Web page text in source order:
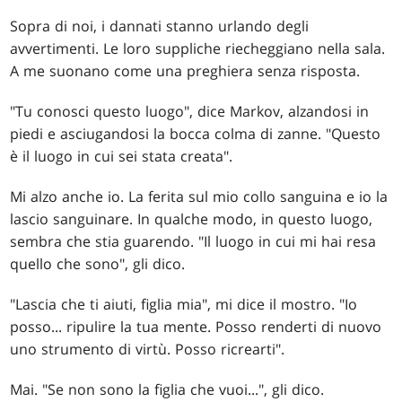
Sopra di noi, i dannati stanno urlando degli
avvertimenti. Le loro suppliche riecheggiano nella sala.
A me suonano come una preghiera senza risposta.
"Tu conosci questo luogo", dice Markov, alzandosi in
piedi e asciugandosi la bocca colma di zanne. "Questo
è il luogo in cui sei stata creata".
Mi alzo anche io. La ferita sul mio collo sanguina e io la
lascio sanguinare. In qualche modo, in questo luogo,
sembra che stia guarendo. "Il luogo in cui mi hai resa
quello che sono", gli dico.
"Lascia che ti aiuti, figlia mia", mi dice il mostro. "Io
posso... ripulire la tua mente. Posso renderti di nuovo
uno strumento di virtù. Posso ricrearti".
Mai. "Se non sono la figlia che vuoi...", gli dico.